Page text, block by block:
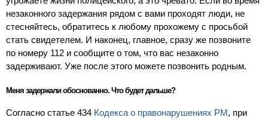
незаконного задержания рядом с вами проходят люди, не
стесняйтесь, обратитесь к любому прохожему с просьбой
стать свидетелем. И наконец, главное, сразу же позвоните
по номеру 112 и сообщите о том, что вас незаконно
задерживают. Уже после этого можете позвонить родным.
Меня задержали обоснованно. Что будет дальше?
Согласно статье 434 Кодекса о правонарушениях РМ, при